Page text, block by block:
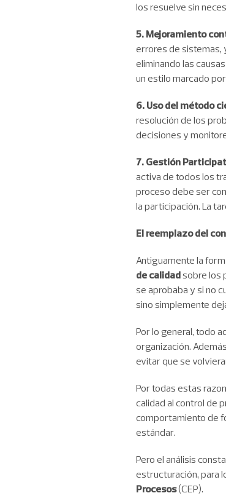
los resuelve sin
5. Mejoramiento
errores de sistemas,
eliminando las
un estilo marcado
6. Uso del método
resolución de los
decisiones y
7. Gestión
activa de todos los
proceso debe ser
la participación. La
El reemplazo del
Antiguamente la
de calidadsobre los
se aprobaba y si no
sino simplemente
Por lo general, todo
organización.
evitar que se
Por todas estas
calidad al control de
comportamiento de
estándar.
Pero el análisis
estructuración, para
Procesos(CEP).